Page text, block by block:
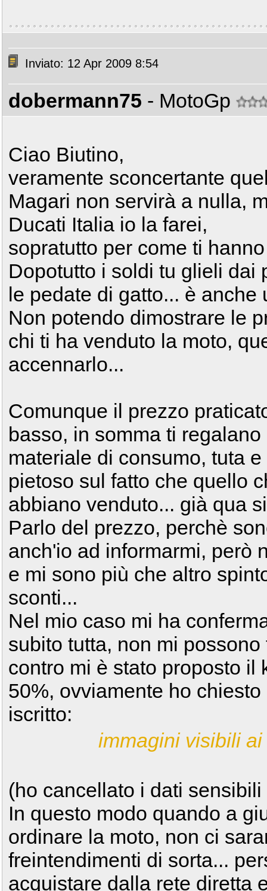
Inviato: 12 Apr 2009 8:54
dobermann75 - MotoGp
Ciao Biutino,
veramente sconcertante
Magari non servirà a nulla,
Ducati Italia io la farei,
sopratutto per come ti
Dopotutto i soldi tu glieli dai
le pedate di gatto... è
Non potendo dimostrare le
chi ti ha venduto la moto,
accennarlo...
Comunque il prezzo
basso, in somma ti
materiale di consumo, tuta
pietoso sul fatto che quello
abbiano venduto... già qua
Parlo del prezzo, perchè
anch'io ad informarmi, però
e mi sono più che altro
sconti...
Nel mio caso mi ha
subito tutta, non mi
contro mi è stato proposto il
50%, ovviamente ho
iscritto:
immagini visibili
(ho cancellato i dati
In questo modo quando a
ordinare la moto, non ci
freintendimenti di sorta...
acquistare dalla rete diretta